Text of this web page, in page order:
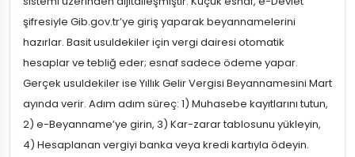
şifresiyle Gib.gov.tr’ye giriş yaparak beyannamelerini
hazırlar. Basit usuldekiler için vergi dairesi otomatik
hesaplar ve tebliğ eder; esnaf sadece ödeme yapar.
Gerçek usuldekiler ise Yıllık Gelir Vergisi Beyannamesini Mart
ayında verir. Adım adım süreç: 1) Muhasebe kayıtlarını tutun,
2) e-Beyanname’ye girin, 3) Kar-zarar tablosunu yükleyin,
4) Hesaplanan vergiyi banka veya kredi kartıyla ödeyin.